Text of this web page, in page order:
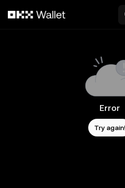
Error
Try again!